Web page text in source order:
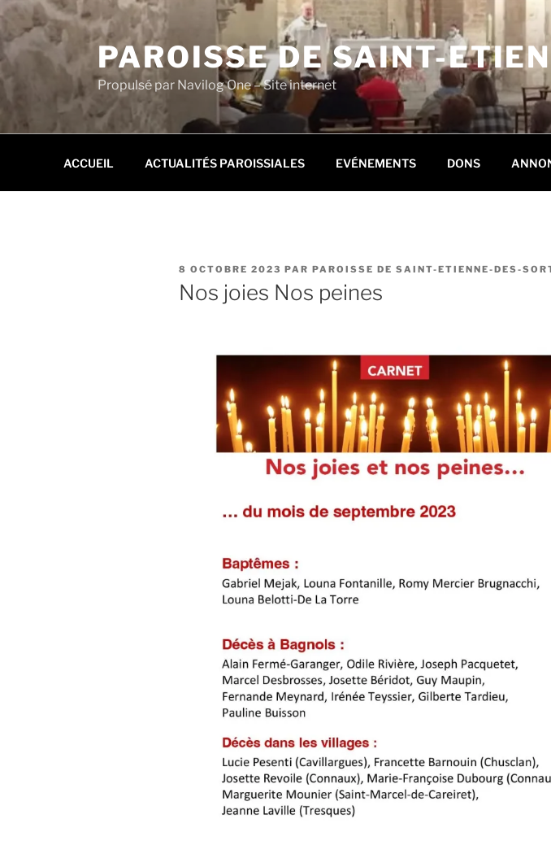
Aller
au
contenu
principal
PAROISSE DE SAINT-
Propulsé par Navilog One – Site internet
ACCUEIL ACTUALITÉS PAROISSIALES EVÉNEMENTS DONS
PUBLIÉ
LE
8 OCTOBRE 2023 PAR PAROISSE DE SAINT-ETIENNE-DES-
Nos joies Nos peines